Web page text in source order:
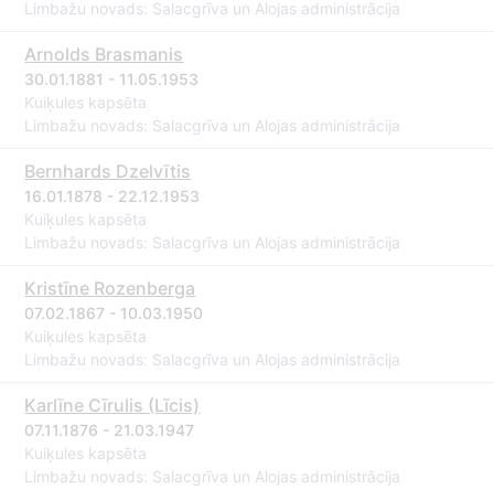
Limbažu novads: Salacgrīva un Alojas administrācija
Arnolds Brasmanis
30.01.1881 - 11.05.1953
Kuiķules kapsēta
Limbažu novads: Salacgrīva un Alojas administrācija
Bernhards Dzelvītis
16.01.1878 - 22.12.1953
Kuiķules kapsēta
Limbažu novads: Salacgrīva un Alojas administrācija
Kristīne Rozenberga
07.02.1867 - 10.03.1950
Kuiķules kapsēta
Limbažu novads: Salacgrīva un Alojas administrācija
Karlīne Cīrulis (Līcis)
07.11.1876 - 21.03.1947
Kuiķules kapsēta
Limbažu novads: Salacgrīva un Alojas administrācija